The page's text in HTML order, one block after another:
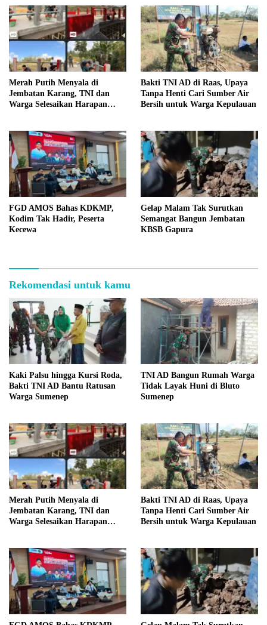
Merah Putih Menyala di
Jembatan Karang, TNI dan
Warga Selesaikan Harapan
Bakti TNI AD di Raas, Upaya
Tanpa Henti Cari Sumber Air
Bersih untuk Warga Kepulauan
FGD AMOS Bahas KDKMP,
Kodim Tak Hadir, Peserta
Kecewa
Gelap Malam Tak Surutkan
Semangat Bangun Jembatan
KBSB Gapura
Rekomendasi untuk kamu
Kaki Palsu hingga Kursi Roda,
Bakti TNI AD Bantu Ratusan
Warga Sumenep
TNI AD Bangun Rumah Warga
Tidak Layak Huni di Bluto
Sumenep
Merah Putih Menyala di
Jembatan Karang, TNI dan
Warga Selesaikan Harapan
Bakti TNI AD di Raas, Upaya
Tanpa Henti Cari Sumber Air
Bersih untuk Warga Kepulauan